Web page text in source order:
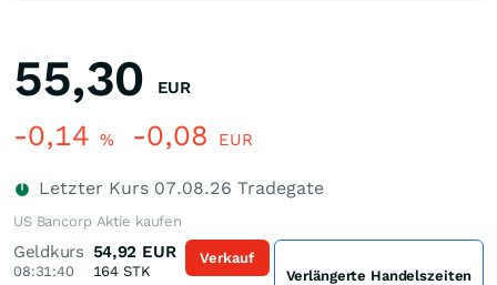
55,30 EUR
-0,14 % -0,08 EUR
Letzter Kurs 07.08.26 Tradegate
US Bancorp Aktie kaufen
Geldkurs
08:31:40
54,92 EUR
164 STK
Verkauf
Verlängerte Handelszeiten